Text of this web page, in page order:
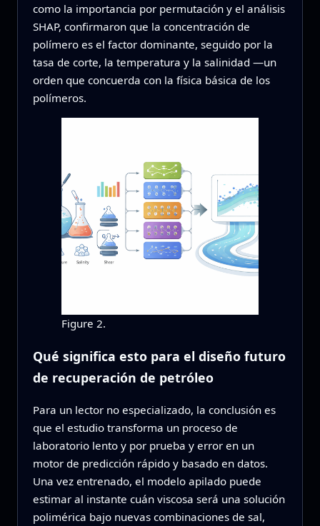
como la importancia por permutación y el análisis
SHAP, confirmaron que la concentración de
polímero es el factor dominante, seguido por la
tasa de corte, la temperatura y la salinidad —un
orden que concuerda con la física básica de los
polímeros.
Figure 2.
Qué significa esto para el diseño futuro
de recuperación de petróleo
Para un lector no especializado, la conclusión es
que el estudio transforma un proceso de
laboratorio lento y por prueba y error en un
motor de predicción rápido y basado en datos.
Una vez entrenado, el modelo apilado puede
estimar al instante cuán viscosa será una solución
polimérica bajo nuevas combinaciones de sal,